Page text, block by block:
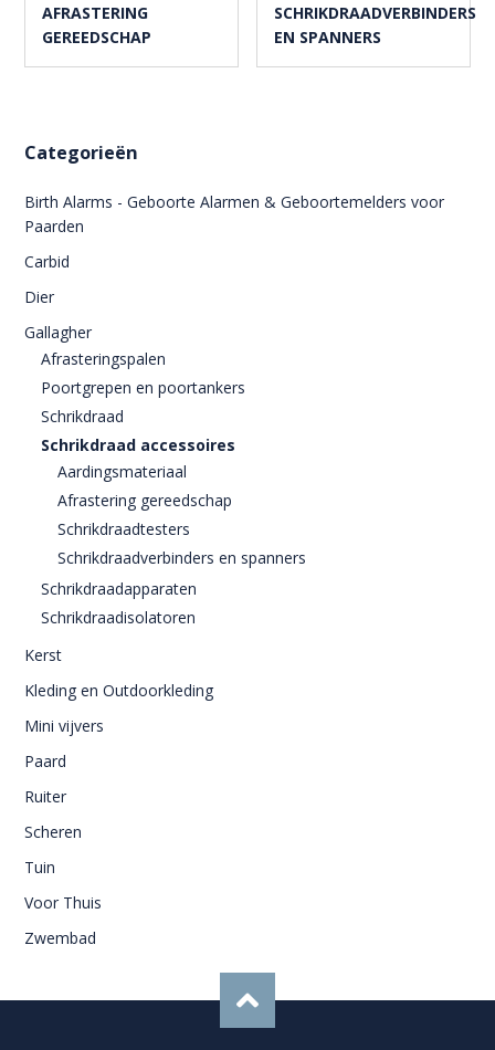
Categorieën
Birth Alarms - Geboorte Alarmen & Geboortemelders voor
Paarden
Carbid
Dier
Gallagher
Afrasteringspalen
Poortgrepen en poortankers
Schrikdraad
Schrikdraad accessoires
Aardingsmateriaal
Afrastering gereedschap
Schrikdraadtesters
Schrikdraadverbinders en spanners
Schrikdraadapparaten
Schrikdraadisolatoren
Kerst
Kleding en Outdoorkleding
Mini vijvers
Paard
Ruiter
Scheren
Tuin
Voor Thuis
Zwembad
AFRASTERING
GEREEDSCHAP
SCHRIKDRAADVERBINDERS
EN SPANNERS